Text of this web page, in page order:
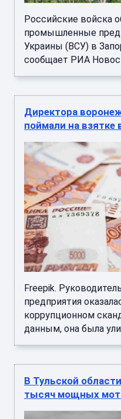
Российские войска
промышленные
Украины (ВСУ) в
сообщает РИА
Директора
поймали на взятке
Freepik.
предприятия
коррупционном
данным, она была
В Тульской
тысяч мощных